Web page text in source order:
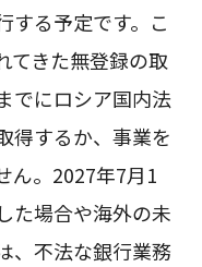
する予定です。こ
てきた無登録の取
でにロシア国内法
得するか、事業を
ん。2027年7月1
た場合や海外の未
、不法な銀行業務